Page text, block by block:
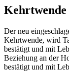
Kehrtwende
Der neu
Kehrtwende, wird
bestätigt und mit
Beziehung an der
bestätigt und mit